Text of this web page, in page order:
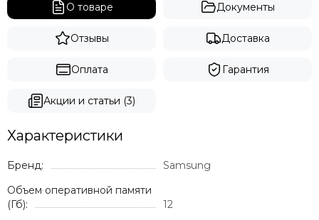
О товаре Документы
Отзывы Доставка
Оплата Гарантия
Акции и статьи (3)
Характеристики
Бренд:
Samsung
Объем оперативной памяти
(Гб):
12